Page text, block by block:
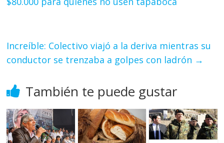
Increíble: Colectivo viajó a la deriva mientras su
conductor se trenzaba a golpes con ladrón →
También te puede gustar